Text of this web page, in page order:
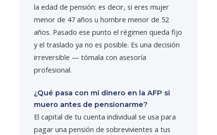
la edad de pensión: es decir, si eres mujer
menor de 47 años u hombre menor de 52
años. Pasado ese punto el régimen queda fijo
y el traslado ya no es posible. Es una decisión
irreversible — tómala con asesoría
profesional.
¿Qué pasa con mi dinero en la AFP si
muero antes de pensionarme?
El capital de tu cuenta individual se usa para
pagar una pensión de sobrevivientes a tus